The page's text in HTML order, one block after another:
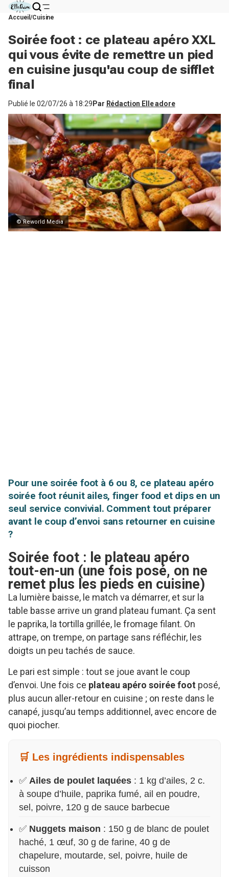
Accueil Cuisine
Soirée foot : ce plateau apéro XXL
qui vous évite de remettre un pied
en cuisine jusqu'au coup de sifflet
final
Publié le 02/07/26 à 18:29 Par Rédaction Elle adore
© Reworld Media
Pour une soirée foot à 6 ou 8, ce plateau apéro
soirée foot réunit ailes, finger food et dips en un
seul service convivial. Comment tout préparer
avant le coup d’envoi sans retourner en cuisine
?
Soirée foot : le plateau apéro
tout-en-un (une fois posé, on ne
remet plus les pieds en cuisine)
La lumière baisse, le match va démarrer, et sur la
table basse arrive un grand plateau fumant. Ça sent
le paprika, la tortilla grillée, le fromage filant. On
attrape, on trempe, on partage sans réfléchir, les
doigts un peu tachés de sauce.
Le pari est simple : tout se joue avant le coup
d’envoi. Une fois ce plateau apéro soirée foot posé,
plus aucun aller-retour en cuisine ; on reste dans le
canapé, jusqu’au temps additionnel, avec encore de
quoi piocher.
🛒 Les ingrédients indispensables
✅ Ailes de poulet laquées : 1 kg d’ailes, 2 c.
à soupe d’huile, paprika fumé, ail en poudre,
sel, poivre, 120 g de sauce barbecue
✅ Nuggets maison : 150 g de blanc de poulet
haché, 1 œuf, 30 g de farine, 40 g de
chapelure, moutarde, sel, poivre, huile de
cuisson